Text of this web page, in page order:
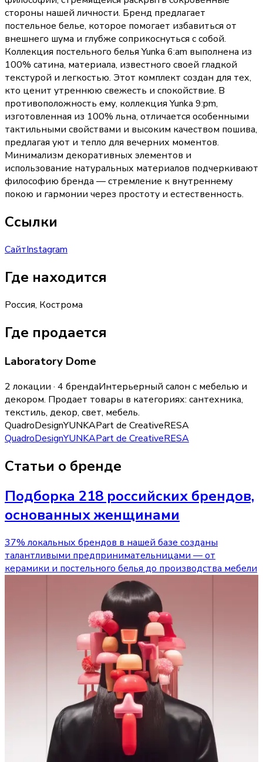
стороны нашей личности. Бренд предлагает
постельное белье, которое помогает избавиться от
внешнего шума и глубже соприкоснуться с собой.
Коллекция постельного белья Yunka 6:am выполнена из
100% сатина, материала, известного своей гладкой
текстурой и легкостью. Этот комплект создан для тех,
кто ценит утреннюю свежесть и спокойствие. В
противоположность ему, коллекция Yunka 9:pm,
изготовленная из 100% льна, отличается особенными
тактильными свойствами и высоким качеством пошива,
предлагая уют и тепло для вечерних моментов.
Минимализм декоративных элементов и
использование натуральных материалов подчеркивают
философию бренда — стремление к внутреннему
покою и гармонии через простоту и естественность.
Ссылки
СайтInstagram
Где находится
Россия, Кострома
Где продается
Laboratory Dome
2 локации · 4 брендаИнтерьерный салон с мебелью и
декором. Продает товары в категориях: сантехника,
текстиль, декор, свет, мебель.
QuadroDesignYUNKAPart de CreativeRESA
QuadroDesignYUNKAPart de CreativeRESA
Статьи о бренде
Подборка 218 российских брендов,
основанных женщинами
37% локальных брендов в нашей базе созданы
талантливыми предпринимательницами — от
керамики и постельного белья до производства мебели